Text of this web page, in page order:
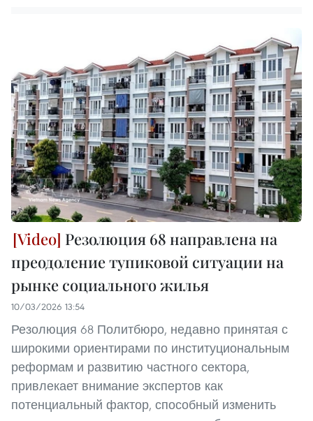
Резолюция 68 направлена на
преодоление тупиковой ситуации на
рынке социального жилья
10/03/2026 13:54
Резолюция 68 Политбюро, недавно принятая с
широкими ориентирами по институциональным
реформам и развитию частного сектора,
привлекает внимание экспертов как
потенциальный фактор, способный изменить